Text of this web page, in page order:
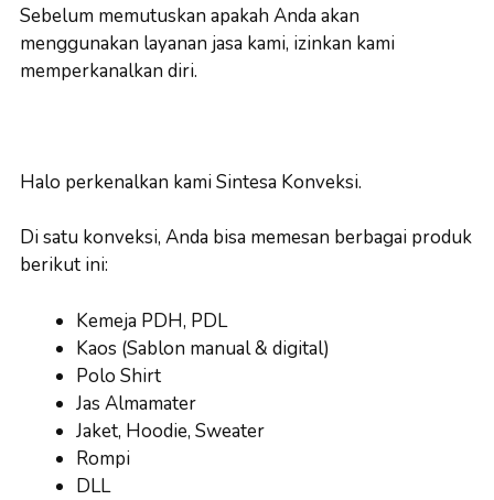
Sebelum memutuskan apakah Anda akan
menggunakan layanan jasa kami, izinkan kami
memperkanalkan diri.
Halo perkenalkan kami Sintesa Konveksi.
Di satu konveksi, Anda bisa memesan berbagai produk
berikut ini:
Kemeja PDH, PDL
Kaos (Sablon manual & digital)
Polo Shirt
Jas Almamater
Jaket, Hoodie, Sweater
Rompi
DLL